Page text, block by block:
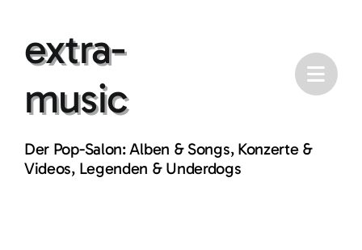
contentextra-
music
Der Pop-Salon: Alben & Songs, Konzerte &
Videos, Legenden & Underdogs